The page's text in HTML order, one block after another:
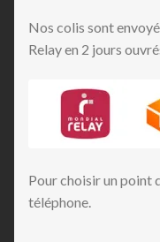
Nos colis sont
Relay en 2 jours
Pour choisir un point
téléphone.